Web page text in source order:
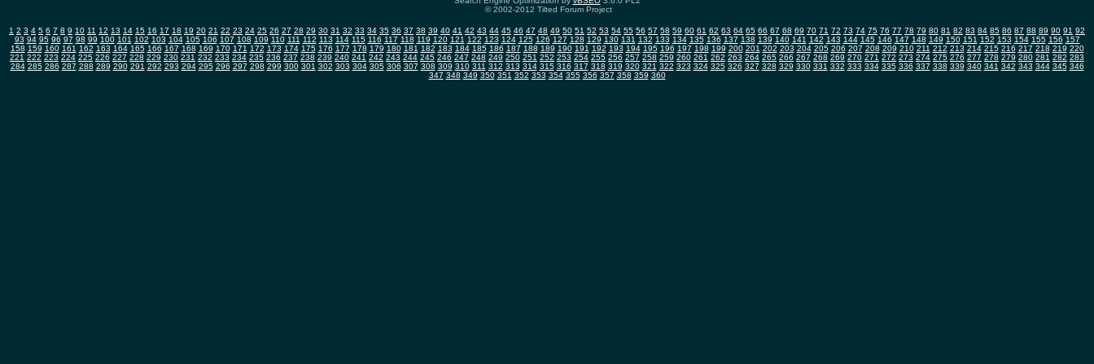
© 2002-2012 Tilted Forum Project
1 2 3 4 5 6 7 8 9 10 11 12 13 14 15 16 17 18 19 20 21 22 23 24 25 26 27 28 29 30 31 32 33 34 35 36 37 38 39 40 41 42 43 44 45 46 47 48 49 50 51 52 53 54 55 56 57 58 59 60 61 62 63 64 65 66 67 68 69 70 71 72 73 74 75 76 77 78 79 80 81 82 83 84 85 86 87 88 89 90 91 92
93 94 95 96 97 98 99 100 101 102 103 104 105 106 107 108 109 110 111 112 113 114 115 116 117 118 119 120 121 122 123 124 125 126 127 128 129 130 131 132 133 134 135 136 137 138 139 140 141 142 143 144 145 146 147 148 149 150 151 152 153 154 155 156 157
158 159 160 161 162 163 164 165 166 167 168 169 170 171 172 173 174 175 176 177 178 179 180 181 182 183 184 185 186 187 188 189 190 191 192 193 194 195 196 197 198 199 200 201 202 203 204 205 206 207 208 209 210 211 212 213 214 215 216 217 218 219 220
221 222 223 224 225 226 227 228 229 230 231 232 233 234 235 236 237 238 239 240 241 242 243 244 245 246 247 248 249 250 251 252 253 254 255 256 257 258 259 260 261 262 263 264 265 266 267 268 269 270 271 272 273 274 275 276 277 278 279 280 281 282 283
284 285 286 287 288 289 290 291 292 293 294 295 296 297 298 299 300 301 302 303 304 305 306 307 308 309 310 311 312 313 314 315 316 317 318 319 320 321 322 323 324 325 326 327 328 329 330 331 332 333 334 335 336 337 338 339 340 341 342 343 344 345 346
347 348 349 350 351 352 353 354 355 356 357 358 359 360